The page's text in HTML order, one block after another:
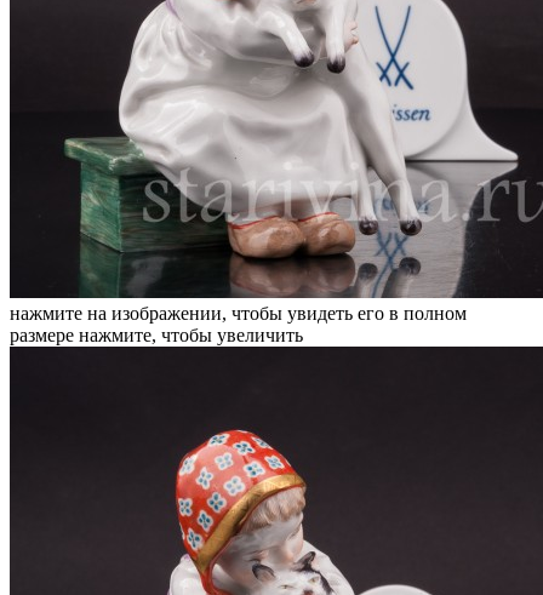
нажмите на изображении, чтобы увидеть его в полном
размере нажмите, чтобы увеличить